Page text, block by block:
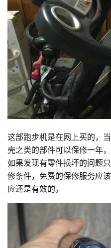
这部跑步机是在网上买的，
壳之类的部件可以保修一年
如果发现有零件损坏的问题
修条件，免费的保修服务应
应还是有效的。